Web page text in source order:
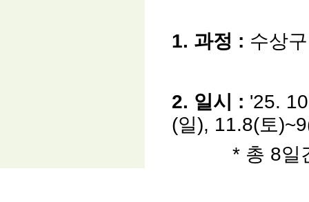
1. 과정 : 수상
2. 일시 : '25.
(일), 11.8(토
* 총 8일